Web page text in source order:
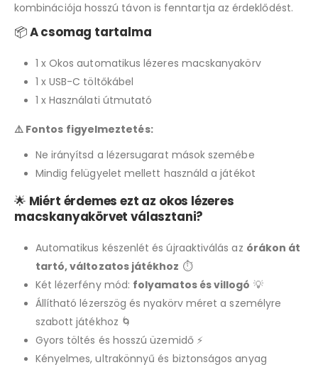
kombinációja hosszú távon is fenntartja az érdeklődést.
📦A csomag tartalma
1 x Okos automatikus lézeres macskanyakörv
1 x USB-C töltőkábel
1 x Használati útmutató
⚠️ Fontos figyelmeztetés:
Ne irányítsd a lézersugarat mások szemébe
Mindig felügyelet mellett használd a játékot
🌟 Miért érdemes ezt az okos lézeres
macskanyakörvet választani?
Automatikus készenlét és újraaktiválás az órákon át
tartó, változatos játékhoz ⏱️
Két lézerfény mód: folyamatos és villogó 💡
Állítható lézerszög és nyakörv méret a személyre
szabott játékhoz 🌀
Gyors töltés és hosszú üzemidő ⚡
Kényelmes, ultrakönnyű és biztonságos anyag